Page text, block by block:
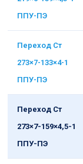
ППУ-ПЭ
Переход Ст
273×7-133×4-1
ППУ-ПЭ
Переход Ст
273×7-159×4,5-1
ППУ-ПЭ